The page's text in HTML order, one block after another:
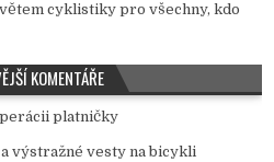
cyklistiky pro všechny, kdo
KOMENTÁŘE
platničky
výstražné vesty na bicykli